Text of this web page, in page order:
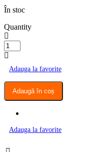
În stoc
Quantity
Cantitate
Placute
frana
25x36
mm
Adauga la favorite
Adaugă în coș
Adauga la favorite